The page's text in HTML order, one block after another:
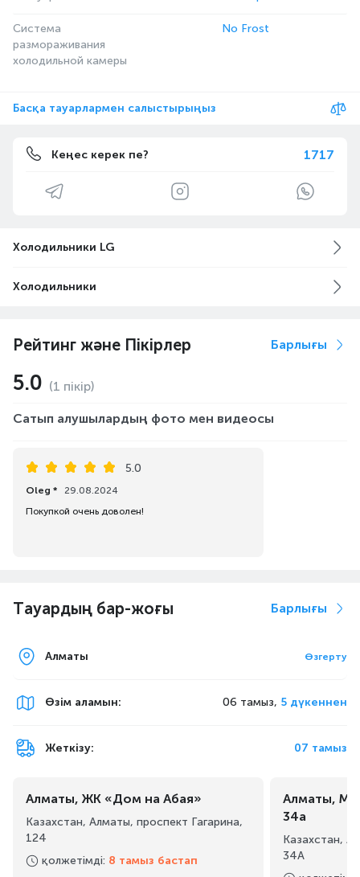
Система
размораживания
холодильной камеры
No Frost
Басқа тауарлармен салыстырыңыз
Кеңес керек пе? 1717
Холодильники LG
Холодильники
Рейтинг және Пікірлер Барлығы
5.0 (1 пікір)
Сатып алушылардың фото мен видеосы
5.0
Oleg *
29.08.2024
Покупкой очень доволен!
Тауардың бар-жоғы Барлығы
Алматы Өзгерту
Өзім аламын: 06 тамыз, 5 дүкеннен
Жеткізу: 07 тамыз
Алматы, ЖК «Дом на Абая»
Казахстан, Алматы, проспект Гагарина,
124
қолжетімді: 8 тамыз бастап
Алматы,
34а
Казахстан,
34А